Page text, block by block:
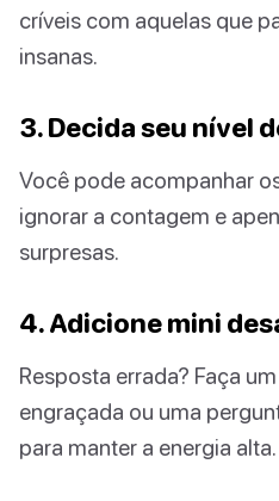
críveis com aquelas que
insanas.
3. Decida seu nível
Você pode acompanhar
ignorar a contagem e
surpresas.
4. Adicione mini
Resposta errada? Faça
engraçada ou uma
para manter a energia alta.